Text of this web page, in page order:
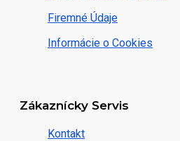
Firemné Údaje
Informácie o Cookies
Zákaznícky Servis
Kontakt